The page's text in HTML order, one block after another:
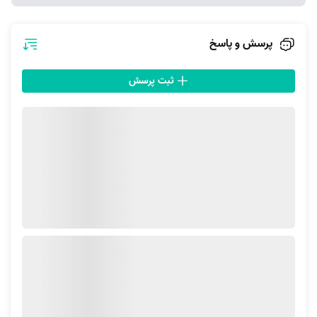
تغییر حالت در مجاورت رطوبت در آن بسیار مشهود است.
درب و پنجره‌ آلومینیومی در گذشته بیشتر مورد استفاده قرار می‌گرفت. این نوع
پرسش و پاسخ